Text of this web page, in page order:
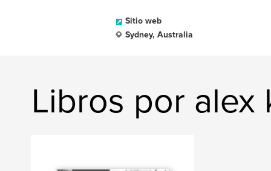
Sitio web
Sydney, Australia
Libros por alex